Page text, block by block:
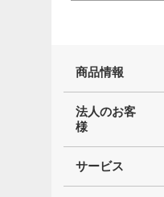
商品情報
法人のお客
様
サービス